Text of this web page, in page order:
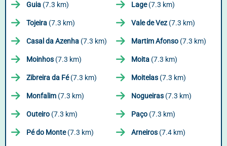
Guia (7.3 km) Lage(7.3 km)
Tojeira (7.3 km) Vale de Vez (7.3 km)
Casal da Azenha (7.3 km) Martim Afonso (7.3 km)
Moinhos (7.3 km) Moita (7.3 km)
Zibreira da Fé(7.3 km) Moitelas (7.3 km)
Monfalim (7.3 km) Nogueiras (7.3 km)
Outeiro (7.3 km) Paço (7.3 km)
Pé do Monte(7.3 km) Arneiros (7.4 km)